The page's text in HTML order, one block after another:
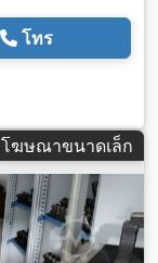
โทร
โฆษณาขนาดเล็ก